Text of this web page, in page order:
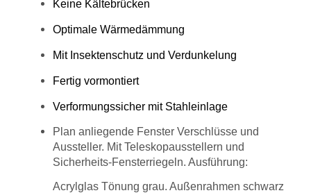
Keine Kältebrücken
Optimale Wärmedämmung
Mit Insektenschutz und Verdunkelung
Fertig vormontiert
Verformungssicher mit Stahleinlage
Plan anliegende Fenster Verschlüsse und
Aussteller. Mit Teleskopausstellern und
Sicherheits-Fensterriegeln. Ausführung:
Acrylglas Tönung grau. Außenrahmen schwarz